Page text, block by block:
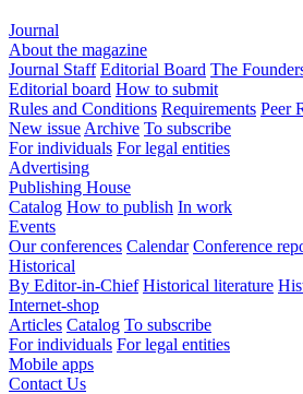
Journal
About the magazine
Journal Staff Editorial Board The
Editorial board How to submit
Rules and Conditions Requirements Peer
New issue Archive To subscribe
For individuals For legal entities
Advertising
Publishing House
Catalog How to publish In work
Events
Our conferences Calendar Conference
Historical
By Editor-in-Chief Historical literature
Internet-shop
Articles Catalog To subscribe
For individuals For legal entities
Mobile apps
Contact Us